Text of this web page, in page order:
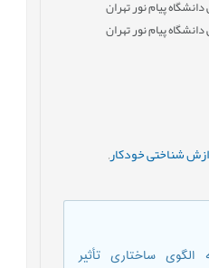
پیام نور تهران
پیام نور تهران
شناختی خودکار,
ساختاری تأثیر